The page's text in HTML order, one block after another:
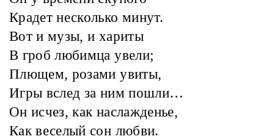
Крадет несколько минут.
Вот и музы, и хариты
В гроб любимца увели;
Плющем, розами увиты,
Игры вслед за ним пошли…
Он исчез, как наслажденье,
Как веселый сон любви.